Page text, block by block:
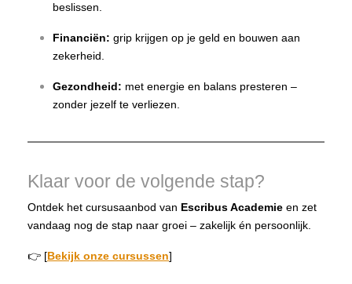
beslissen.
Financiën: grip krijgen op je geld en bouwen aan
zekerheid.
Gezondheid: met energie en balans presteren –
zonder jezelf te verliezen.
Klaar voor de volgende stap?
Ontdek het cursusaanbod van Escribus Academie en zet
vandaag nog de stap naar groei – zakelijk én persoonlijk.
👉 [Bekijk onze cursussen]